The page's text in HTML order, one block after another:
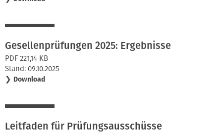
Gesellenprüfungen 2025: Ergebnisse
PDF 221,14 KB
Stand: 09.10.2025
❯ Download
Leitfaden für Prüfungsausschüsse